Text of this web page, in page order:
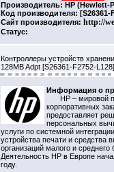
Производитель: HP (Hewlett-
Код производителя: [S26361-
Сайт производителя: http://
Статус:
Контроллеры устройств
128MB Adpt [S26361-F2752-L128]
Информация о
HP – мировой
корпоративных
предоставляет
персональных
услуги по системной
устройства печати и средства
организаций малого и
Деятельность НР в Европе
году.